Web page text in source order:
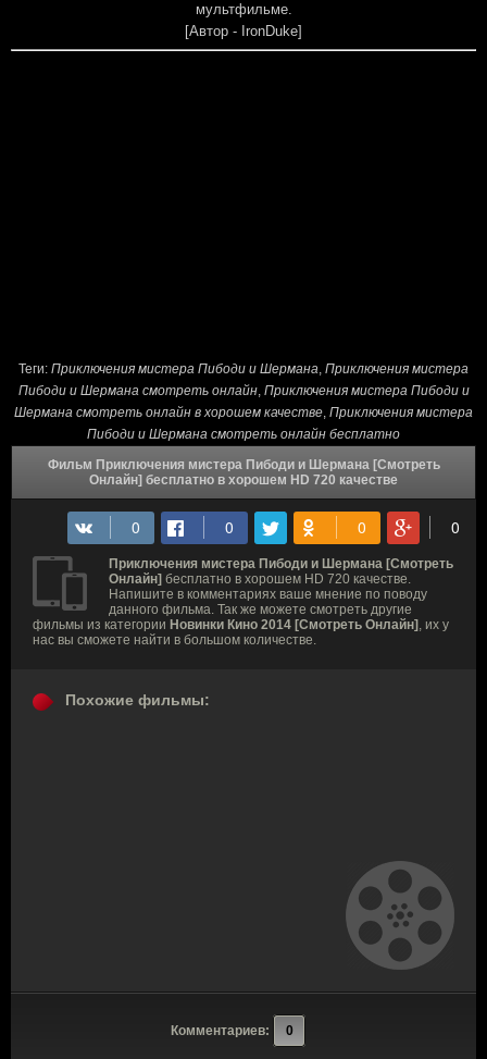
мультфильме.
[Автор - IronDuke]
Теги: Приключения мистера Пибоди и Шермана, Приключения мистера
Пибоди и Шермана смотреть онлайн, Приключения мистера Пибоди и
Шермана смотреть онлайн в хорошем качестве, Приключения мистера
Пибоди и Шермана смотреть онлайн бесплатно
Фильм Приключения мистера Пибоди и Шермана [Смотреть
Онлайн] бесплатно в хорошем HD 720 качестве
Приключения мистера Пибоди и Шермана [Смотреть
Онлайн] бесплатно в хорошем HD 720 качестве.
Напишите в комментариях ваше мнение по поводу
данного фильма. Так же можете смотреть другие
фильмы из категории Новинки Кино 2014 [Смотреть Онлайн] , их у
нас вы сможете найти в большом количестве.
Похожие фильмы:
Комментариев: 0